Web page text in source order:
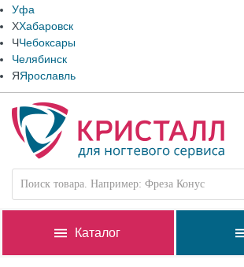
Уфа
ХХабаровск
ЧЧебоксары
Челябинск
ЯЯрославль
Каталог